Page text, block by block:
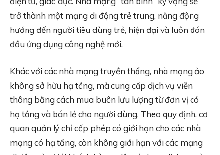
trở thành một mạng di động trẻ trung, năng động
hướng đến người tiêu dùng trẻ, hiện đại và luôn đón
đầu ứng dụng công nghệ mới.
Khác với các nhà mạng truyền thống, nhà mạng ảo
không sở hữu hạ tầng, mà cung cấp dịch vụ viễn
thông bằng cách mua buôn lưu lượng từ đơn vị có
hạ tầng và bán lẻ cho người dùng. Theo quy định, cơ
quan quản lý chỉ cấp phép có giới hạn cho các nhà
mạng có hạ tầng, còn không giới hạn với các mạng